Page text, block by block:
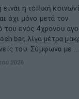
η τοπική
όχι μόνο μετά τον
του ενός 4χρονου
bar, λίγα μέτρα
του. Σύμφωνα με ...
2026